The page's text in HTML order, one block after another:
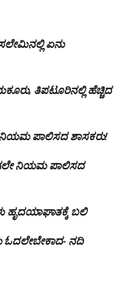
ಏನು
ತಿಪಟೂರಿನಲ್ಲಿ ಹೆಚ್ಚಿದ
ನಿಯಮ ಪಾಲಿಸದ ಶಾಸಕರು!
ನಿಯಮ ಪಾಲಿಸದ
ಬಲಿ
ಓದಲೇಬೇಕಾದ- ನದಿ